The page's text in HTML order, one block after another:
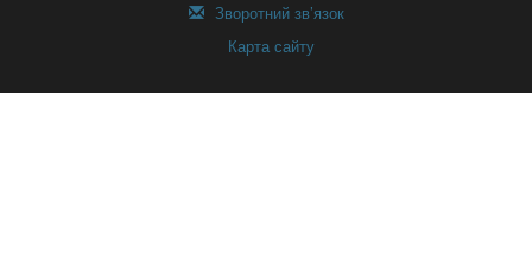
Зворотний зв’язок
Карта сайту